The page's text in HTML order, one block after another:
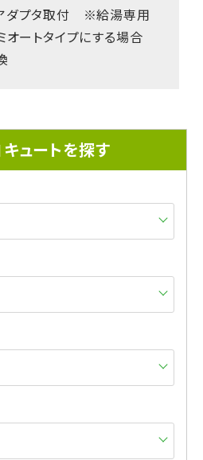
ダプタ取付 ※給湯専用
オートタイプにする場合
ュートを探す